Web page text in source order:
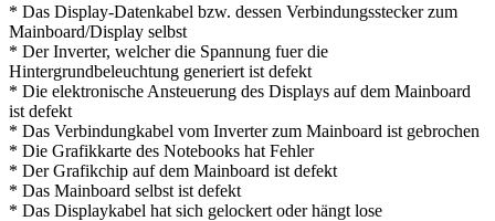
* Das Display-Datenkabel bzw. dessen Verbindungsstecker zum
Mainboard/Display selbst
* Der Inverter, welcher die Spannung fuer die
Hintergrundbeleuchtung generiert ist defekt
* Die elektronische Ansteuerung des Displays auf dem Mainboard
ist defekt
* Das Verbindungkabel vom Inverter zum Mainboard ist gebrochen
* Die Grafikkarte des Notebooks hat Fehler
* Der Grafikchip auf dem Mainboard ist defekt
* Das Mainboard selbst ist defekt
* Das Displaykabel hat sich gelockert oder hängt lose